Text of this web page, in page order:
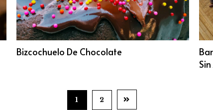
Bizcochuelo De Chocolate
1 2